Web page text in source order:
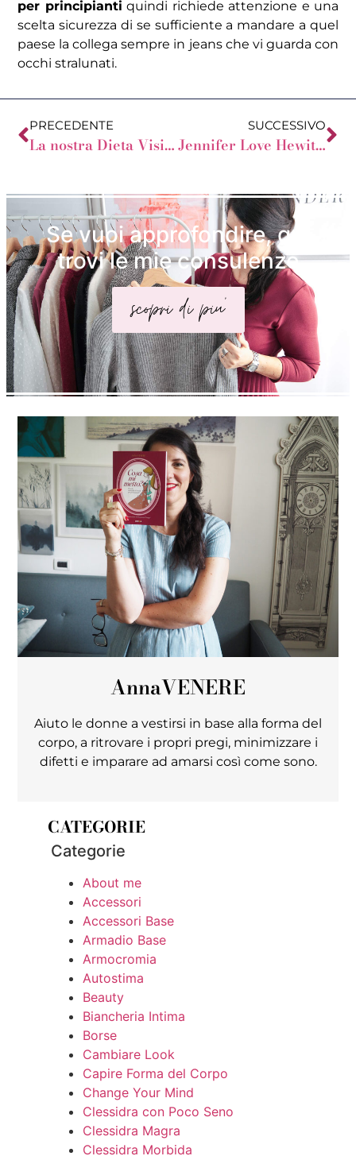
per principianti quindi richiede attenzione e una
scelta sicurezza di se sufficiente a mandare a quel
paese la collega sempre in jeans che vi guarda con
occhi stralunati.
PRECEDENTE
La nostra Dieta Visiva
SUCCESSIVO
Jennifer Love Hewitt: una Donna a Pera con seno
Se vuoi approfondire, qui
trovi le mie consulenze
scopri di piu'
AnnaVENERE
Aiuto le donne a vestirsi in base alla forma del
corpo, a ritrovare i propri pregi, minimizzare i
difetti e imparare ad amarsi così come sono.
CATEGORIE
Categorie
About me
Accessori
Accessori Base
Armadio Base
Armocromia
Autostima
Beauty
Biancheria Intima
Borse
Cambiare Look
Capire Forma del Corpo
Change Your Mind
Clessidra con Poco Seno
Clessidra Magra
Clessidra Morbida